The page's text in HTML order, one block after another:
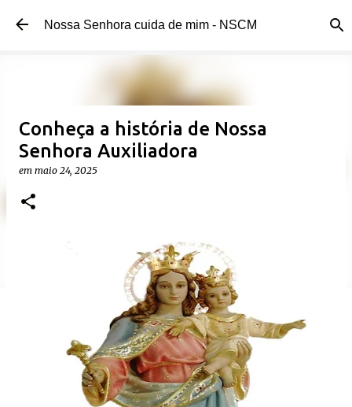
Pular para o conteúdo principal
Nossa Senhora cuida de mim - NSCM
Conheça a história de Nossa
Senhora Auxiliadora
em maio 24, 2025